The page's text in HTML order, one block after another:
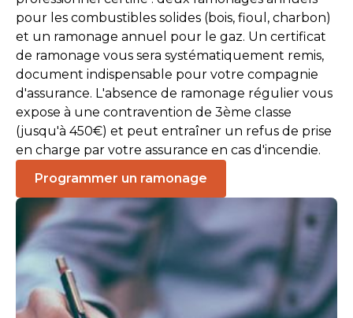
pour les combustibles solides (bois, fioul, charbon)
et un ramonage annuel pour le gaz. Un certificat
de ramonage vous sera systématiquement remis,
document indispensable pour votre compagnie
d'assurance. L'absence de ramonage régulier vous
expose à une contravention de 3ème classe
(jusqu'à 450€) et peut entraîner un refus de prise
en charge par votre assurance en cas d'incendie.
Programmer un ramonage